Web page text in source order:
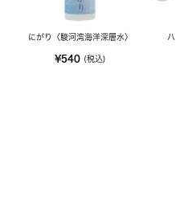
にがり〈駿河湾海洋深層水〉
¥540 (税込)
ハー